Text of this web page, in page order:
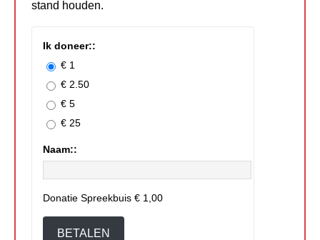
stand houden.
Ik doneer::
€ 1
€ 2.50
€ 5
€ 25
Naam::
Donatie Spreekbuis € 1,00
BETALEN